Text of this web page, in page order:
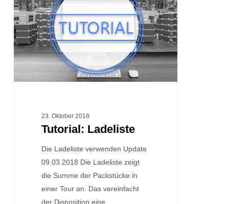
23. Oktober 2018
Tutorial: Ladeliste
Die Ladeliste verwenden Update
09.03.2018 Die Ladeliste zeigt
die Summe der Packstücke in
einer Tour an. Das vereinfacht
der Disposition eine